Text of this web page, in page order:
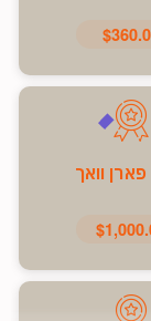
וואך